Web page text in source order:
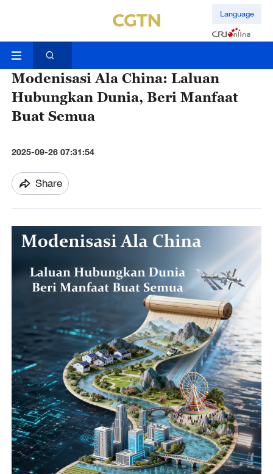
Language
Modenisasi Ala China: Laluan
Hubungkan Dunia, Beri Manfaat
Buat Semua
2025-09-26 07:31:54
Share